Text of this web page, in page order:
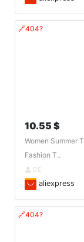
🔗404?
10.55 $
Women Summer
Fashion T..
DE
aliexpress
🔗404?